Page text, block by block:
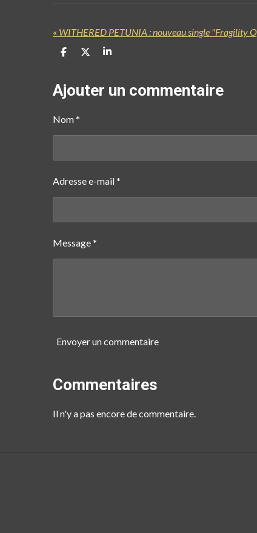
« WITHERED PETUNIA : nouveau single "Fragility
P
t
a
r
P
t
a
P
a
Ajouter un commentaire
Nom *
Adresse e-mail *
Message *
Envoyer un commentaire
Commentaires
Il n'y a pas encore de commentaire.